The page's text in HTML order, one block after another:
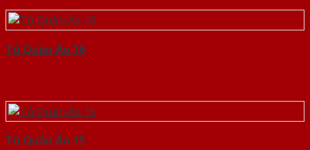
Tủ Quần Áo 16
Tủ Quần Áo 15